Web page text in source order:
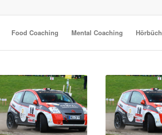
Food Coaching Mental Coaching